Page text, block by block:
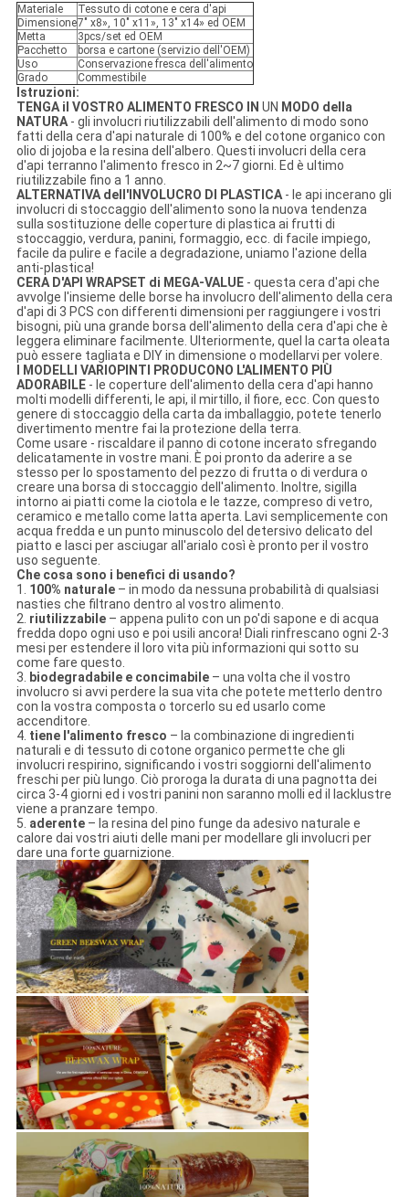
Materiale
Tessuto di cotone e cera d'api
Dimensione7" x8», 10" x11», 13" x14» ed OEM
Metta
3pcs/set ed OEM
Pacchetto
borsa e cartone (servizio dell'OEM)
Uso
Conservazione fresca dell'alimento
Grado
Commestibile
Istruzioni:
TENGA il VOSTRO ALIMENTO FRESCO IN UN MODO della
NATURA- gli involucri riutilizzabili dell'alimento di modo sono
fatti della cera d'api naturale di 100% e del cotone organico con
olio di jojoba e la resina dell'albero. Questi involucri della cera
d'api terranno l'alimento fresco in 2~7 giorni. Ed è ultimo
riutilizzabile fino a 1 anno.
ALTERNATIVA dell'INVOLUCRO DI PLASTICA- le api incerano gli
involucri di stoccaggio dell'alimento sono la nuova tendenza
sulla sostituzione delle coperture di plastica ai frutti di
stoccaggio, verdura, panini, formaggio, ecc. di facile impiego,
facile da pulire e facile a degradazione, uniamo l'azione della
anti-plastica!
CERA D'API WRAPSET di MEGA-VALUE- questa cera d'api che
avvolge l'insieme delle borse ha involucro dell'alimento della cera
d'api di 3 PCS con differenti dimensioni per raggiungere i vostri
bisogni, più una grande borsa dell'alimento della cera d'api che è
leggera eliminare facilmente. Ulteriormente, quel la carta oleata
può essere tagliata e DIY in dimensione o modellarvi per volere.
I MODELLI VARIOPINTI PRODUCONO L'ALIMENTO PIÙ
ADORABILE- le coperture dell'alimento della cera d'api hanno
molti modelli differenti, le api, il mirtillo, il fiore, ecc. Con questo
genere di stoccaggio della carta da imballaggio, potete tenerlo
divertimento mentre fai la protezione della terra.
Come usare - riscaldare il panno di cotone incerato sfregando
delicatamente in vostre mani. È poi pronto da aderire a se
stesso per lo spostamento del pezzo di frutta o di verdura o
creare una borsa di stoccaggio dell'alimento. Inoltre, sigilla
intorno ai piatti come la ciotola e le tazze, compreso di vetro,
ceramico e metallo come latta aperta. Lavi semplicemente con
acqua fredda e un punto minuscolo del detersivo delicato del
piatto e lasci per asciugar all'arialo così è pronto per il vostro
uso seguente.
Che cosa sono i benefici di usando?
1. 100% naturale– in modo da nessuna probabilità di qualsiasi
nasties che filtrano dentro al vostro alimento.
2. riutilizzabile– appena pulito con un po'di sapone e di acqua
fredda dopo ogni uso e poi usili ancora! Diali rinfrescano ogni 2-3
mesi per estendere il loro vita più informazioni qui sotto su
come fare questo.
3. biodegradabile e concimabile– una volta che il vostro
involucro si avvi perdere la sua vita che potete metterlo dentro
con la vostra composta o torcerlo su ed usarlo come
accenditore.
4. tiene l'alimento fresco – la combinazione di ingredienti
naturali e di tessuto di cotone organico permette che gli
involucri respirino, significando i vostri soggiorni dell'alimento
freschi per più lungo. Ciò proroga la durata di una pagnotta dei
circa 3-4 giorni ed i vostri panini non saranno molli ed il lacklustre
viene a pranzare tempo.
5. aderente– la resina del pino funge da adesivo naturale e
calore dai vostri aiuti delle mani per modellare gli involucri per
dare una forte guarnizione.